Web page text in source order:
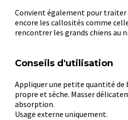
Convient également pour traiter
encore les callosités comme
rencontrer les grands chiens au
Conseils d'utilisation
Appliquer une petite quantité de
propre et sèche. Masser
absorption.
Usage externe uniquement.